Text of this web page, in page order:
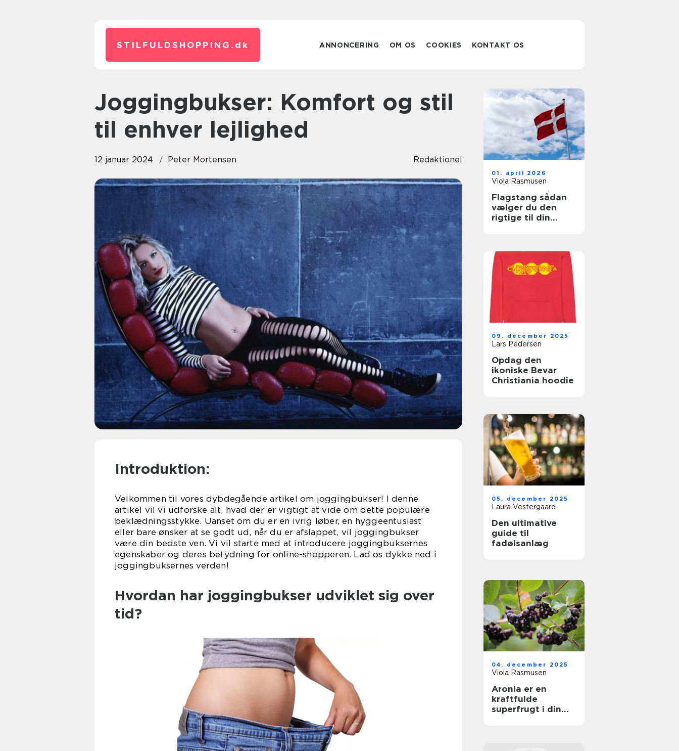
STILFULDSHOPPING. dk ANNONCERING OM OS COOKIES KONTAKT OS
Joggingbukser: Komfort og stil
til enhver lejlighed
12 januar 2024 Peter Mortensen Redaktionel
Introduktion:
Velkommen til vores dybdegående artikel om joggingbukser! I denne
artikel vil vi udforske alt, hvad der er vigtigt at vide om dette populære
beklædningsstykke. Uanset om du er en ivrig løber, en hyggeentusiast
eller bare ønsker at se godt ud, når du er afslappet, vil joggingbukser
være din bedste ven. Vi vil starte med at introducere joggingbuksernes
egenskaber og deres betydning for online-shopperen. Lad os dykke ned i
joggingbuksernes verden!
Hvordan har joggingbukser udviklet sig over
tid?
01. april 2026
Viola Rasmusen
Flagstang sådan
vælger du den
rigtige til din
09. december 2025
Lars Pedersen
Opdag den
ikoniske Bevar
Christiania hoodie
05. december 2025
Laura Vestergaard
Den ultimative
guide til
fadølsanlæg
04. december 2025
Viola Rasmusen
Aronia er en
kraftfulde
superfrugt i din